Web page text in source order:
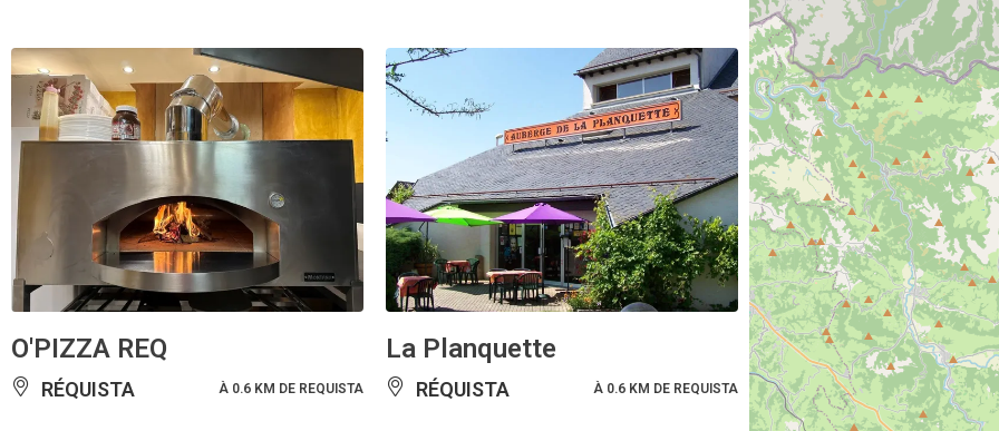
O'PIZZA REQ
RÉQUISTA À 0.6 KM DE REQUISTA
La Planquette
RÉQUISTA À 0.6 KM DE REQUISTA